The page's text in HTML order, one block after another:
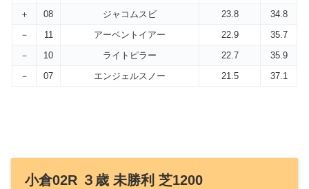
＋
08 ジャコムスビ 23.8
34.8
－
11 アーベントイアー 22.9
35.7
－
10 ライトピラー 22.7
35.9
－
07 エンジェルスノー 21.5 37.1
小倉02R ３歳 未勝利 芝1200